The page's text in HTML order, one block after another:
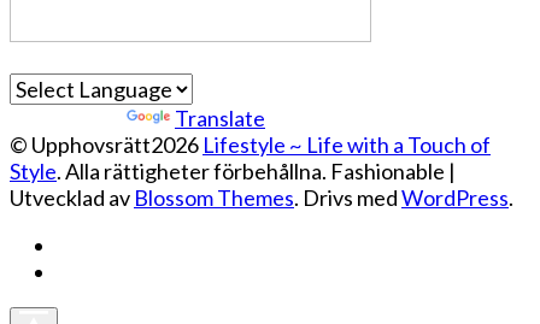
Translate
© Upphovsrätt2026 Lifestyle ~ Life with a Touch of
Style. Alla rättigheter förbehållna. Fashionable |
Utvecklad av Blossom Themes. Drivs medWordPress.